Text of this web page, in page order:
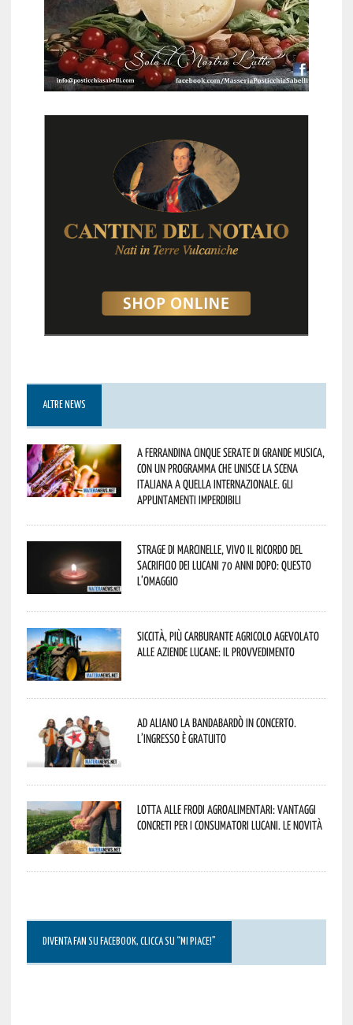
ALTRE NEWS
A Ferrandina cinque serate di grande musica,
con un programma che unisce la scena
italiana a quella internazionale. Gli
appuntamenti imperdibili
Strage di Marcinelle, vivo il ricordo del
sacrificio dei lucani 70 anni dopo: questo
l’omaggio
Siccità, più carburante agricolo agevolato
alle aziende lucane: il provvedimento
Ad Aliano la Bandabardò in concerto.
L’ingresso è gratuito
Lotta alle frodi agroalimentari: vantaggi
concreti per i consumatori lucani. Le novità
DIVENTA FAN SU FACEBOOK, CLICCA SU “MI PIACE!”